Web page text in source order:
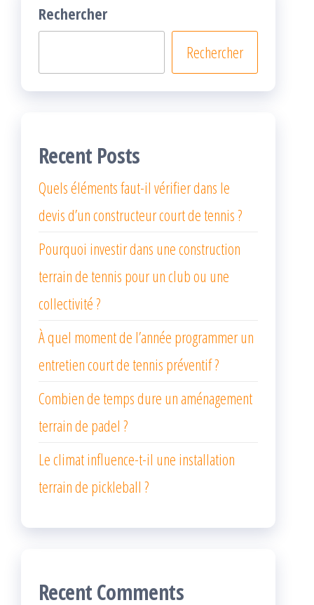
Rechercher
Rechercher
Recent Posts
Quels éléments faut-il vérifier dans le
devis d’un constructeur court de tennis ?
Pourquoi investir dans une construction
terrain de tennis pour un club ou une
collectivité ?
À quel moment de l’année programmer un
entretien court de tennis préventif ?
Combien de temps dure un aménagement
terrain de padel ?
Le climat influence-t-il une installation
terrain de pickleball ?
Recent Comments